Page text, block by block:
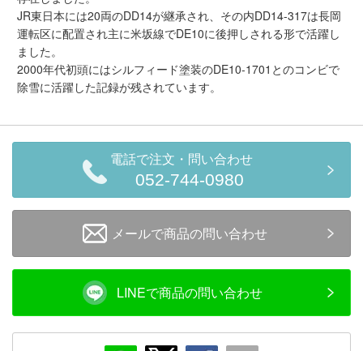
会員ランクについて
会社概要
JR東日本には20両のDD14が継承され、その内DD14-317は長岡
運転区に配置され主に米坂線でDE10に後押しされる形で活躍し
ました。
2000年代初頭にはシルフィード塗装のDE10-1701とのコンビで
除雪に活躍した記録が残されています。
電話で注文・問い合わせ
052-744-0980
メールで商品の問い合わせ
LINEで商品の問い合わせ